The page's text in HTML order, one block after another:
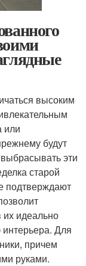
высоким
или
будут
эти
старой
подтверждают
идеально
Для
причем
руками.